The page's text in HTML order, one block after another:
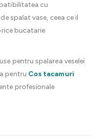
cu
spalat vase, ceea ce il
bucatarie
pentru spalarea veselei
pentru Cos tacamuri
profesionale